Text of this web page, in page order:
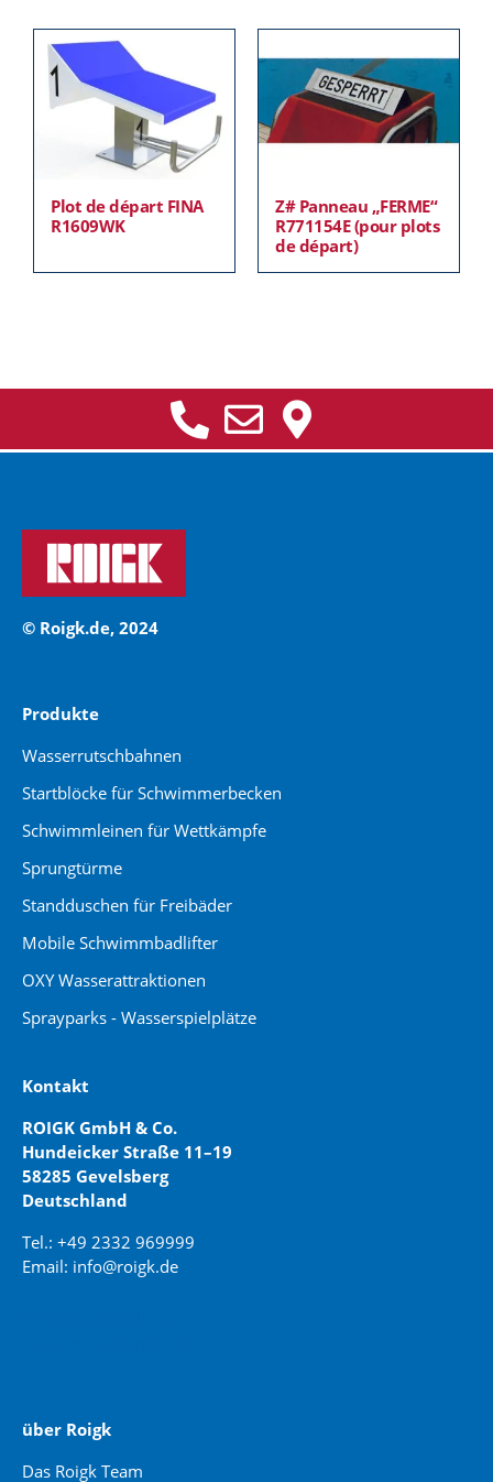
Plot de départ FINA
R1609WK
Z# Panneau „FERME“
R771154E (pour plots
de départ)
© Roigk.de, 2024
Produkte
Wasserrutschbahnen
Startblöcke für Schwimmerbecken
Schwimmleinen für Wettkämpfe
Sprungtürme
Standduschen für Freibäder
Mobile Schwimmbadlifter
OXY Wasserattraktionen
Sprayparks - Wasserspielplätze
Kontakt
ROIGK GmbH & Co.
Hundeicker Straße 11–19
58285 Gevelsberg
Deutschland
Tel.: +49 2332 969999
Email: info@roigk.de
über Roigk
Das Roigk Team